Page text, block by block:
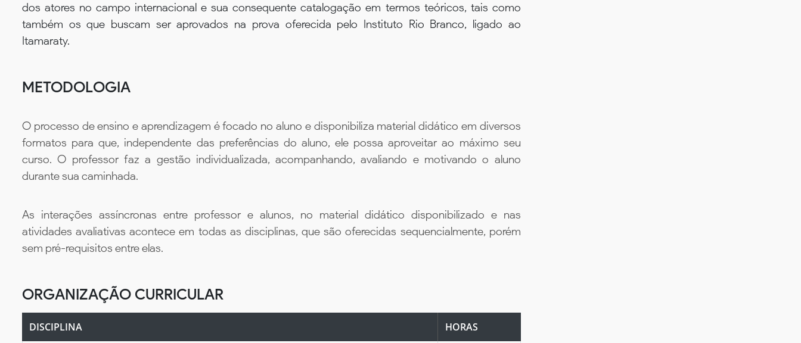
dos atores no campo internacional e sua consequente catalogação em termos teóricos, tais como
também os que buscam ser aprovados na prova oferecida pelo Instituto Rio Branco, ligado ao
Itamaraty.
METODOLOGIA
O processo de ensino e aprendizagem é focado no aluno e disponibiliza material didático em diversos
formatos para que, independente das preferências do aluno, ele possa aproveitar ao máximo seu
curso. O professor faz a gestão individualizada, acompanhando, avaliando e motivando o aluno
durante sua caminhada.
As interações assíncronas entre professor e alunos, no material didático disponibilizado e nas
atividades avaliativas acontece em todas as disciplinas, que são oferecidas sequencialmente, porém
sem pré-requisitos entre elas.
ORGANIZAÇÃO CURRICULAR
DISCIPLINA HORAS